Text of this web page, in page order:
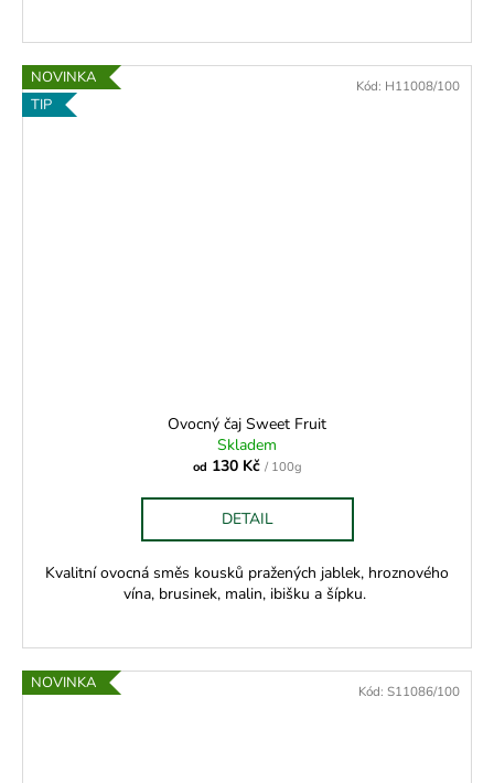
NOVINKA
TIP
Ovocný čaj Sweet Fruit
Skladem
od 130 Kč / 100g
DETAIL
Kvalitní ovocná směs kousků pražených jablek, hroznového
vína, brusinek, malin, ibišku a šípku.
Kód: H11008/100
NOVINKA Kód: S11086/100